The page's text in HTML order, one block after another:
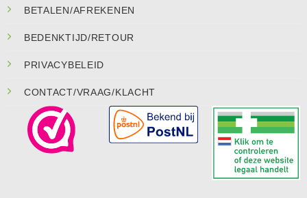
BETALEN/AFREKENEN
BEDENKTIJD/RETOUR
PRIVACYBELEID
CONTACT/VRAAG/KLACHT